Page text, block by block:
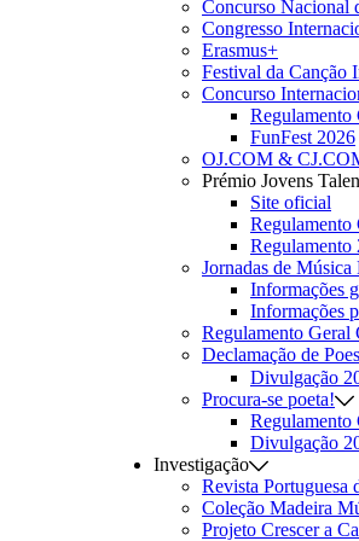
Concurso Nacional
Congresso
Erasmus+
Festival da Canção
Concurso
Regulamento
FunFest 2026
OJ.COM &
Prémio Jovens
Site oficial
Regulamento
Regulamento
Jornadas de Música
Informações
Informações
Regulamento Geral
Declamação de
Divulgação
Procura-se poeta!
Regulamento
Divulgação
Investigação
Revista Portuguesa
Coleção Madeira
Projeto Crescer a